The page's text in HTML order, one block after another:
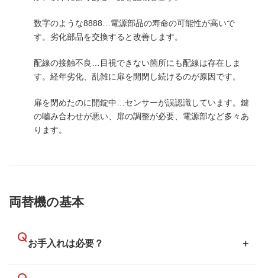
数字のような8888…電源部品の寿命の可能性が高いで
す。劣化部品を交換すると改善します。
配線の接触不良…目視できない箇所にも配線は存在しま
す。経年劣化、乱雑に扉を開閉し続けるのが原因です。
扉を閉めたのに開錠中…センサーが誤認識しています。鍵
の嚙み合わせが悪い、扉の調整が必要、電源部など多々あ
ります。
両替機の基本
お手入れは必要？